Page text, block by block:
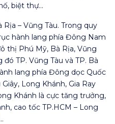
biệt thự…
– Vũng Tàu. Trong quy
hành lang phía Đông Nam
thị Phú Mỹ, Bà Rịa, Vũng
đó TP. Vũng Tàu và TP. Bà
lang phía Đông dọc Quốc
Long Khánh, Gia Ray
Khánh là cực tăng trưởng,
cao tốc TP.HCM – Long